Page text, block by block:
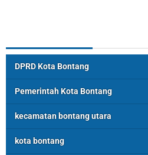
DPRD Kota Bontang
Pemerintah Kota Bontang
kecamatan bontang utara
kota bontang